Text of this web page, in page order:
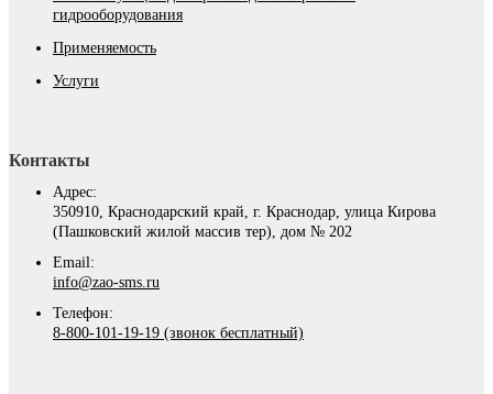
гидрооборудования
Применяемость
Услуги
Контакты
Адрес:
350910, Краснодарский край, г. Краснодар, улица Кирова
(Пашковский жилой массив тер), дом № 202
Email:
info@zao-sms.ru
Телефон:
8-800-101-19-19 (звонок бесплатный)